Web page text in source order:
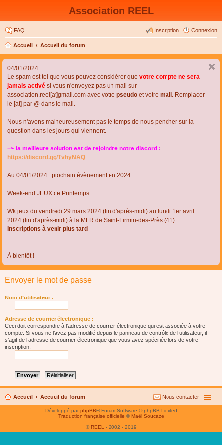
Association REEL
FAQ Connexion
Inscription
Accueil Accueil du forum
04/01/2024 :
Le spam est tel que vous pouvez considérer que votre compte ne sera
jamais activé si vous n'envoyez pas un mail sur
association.reel[at]gmail.com avec votre pseudo et votre mail . Remplacer
le [at] par @ dans le mail.
Nous n'avons malheureusement pas le temps de nous pencher sur la
question dans les jours qui viennent.
=> la meilleure solution est de rejoindre notre discord :
https://discord.gg/TvhyNAQ
Au 04/01/2024 : prochain évènement en 2024
Week-end JEUX de Printemps :
Wk jeux du vendredi 29 mars 2024 (fin d'après-midi) au lundi 1er avril
2024 (fin d'après-midi) à la MFR de Saint-Firmin-des-Près (41)
Inscriptions à venir plus tard
À bientôt !
Envoyer le mot de passe
Nom d’utilisateur :
Adresse de courrier électronique :
Ceci doit correspondre à l’adresse de courrier électronique qui est associée à votre
compte. Si vous ne l’avez pas modifié depuis le panneau de contrôle de l’utilisateur, il
s’agit de l’adresse de courrier électronique que vous avez spécifiée lors de votre
inscription.
Accueil Accueil du forum Nous contacter
Développé parphpBB® Forum Software © phpBB Limited
Traduction française officielle © Maël Soucaze
© REEL - 2002 - 2019